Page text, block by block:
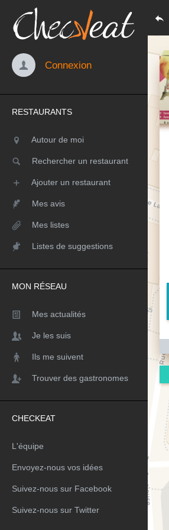
Connexion
RESTAURANTS
Autour de moi
Rechercher un restaurant
Ajouter un restaurant
Mes avis
Mes listes
Listes de suggestions
MON RÉSEAU
Mes actualités
Je les suis
Ils me suivent
Trouver des gastronomes
CHECKEAT
L'équipe
Envoyez-nous vos idées
Suivez-nous sur Facebook
Suivez-nous sur Twitter